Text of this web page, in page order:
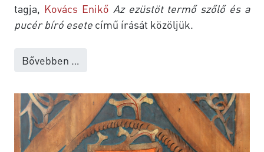
tagja, Kovács Enikő Az ezüstöt termő szőlő és a
pucér bíró esete című írását közöljük.
Bővebben …